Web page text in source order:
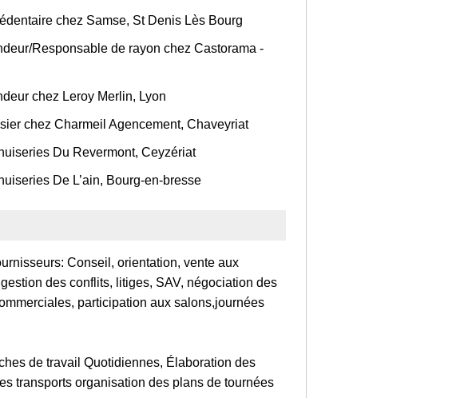
chez Samse, St Denis Lès Bourg
Responsable de rayon chez Castorama -
chez Leroy Merlin, Lyon
chez Charmeil Agencement, Chaveyriat
Du Revermont, Ceyzériat
De L’ain, Bourg-en-bresse
Conseil, orientation, vente aux
des conflits, litiges, SAV, négociation des
participation aux salons,journées
de travail Quotidiennes, Élaboration des
transports organisation des plans de tournées